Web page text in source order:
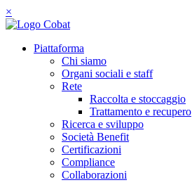
×
Piattaforma
Chi siamo
Organi sociali e staff
Rete
Raccolta e stoccaggio
Trattamento e recupero
Ricerca e sviluppo
Società Benefit
Certificazioni
Compliance
Collaborazioni